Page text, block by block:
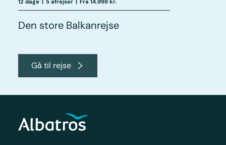
Den store Balkanrejse
Gå til rejse